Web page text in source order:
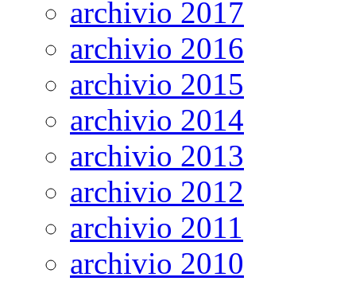
archivio 2017
archivio 2016
archivio 2015
archivio 2014
archivio 2013
archivio 2012
archivio 2011
archivio 2010